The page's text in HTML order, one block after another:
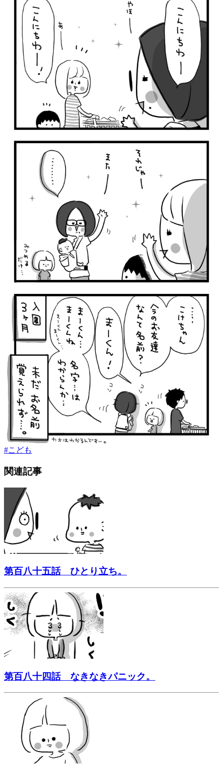
#こども
関連記事
第百八十五話 ひとり立ち。
第百八十四話 なきなきパニック。